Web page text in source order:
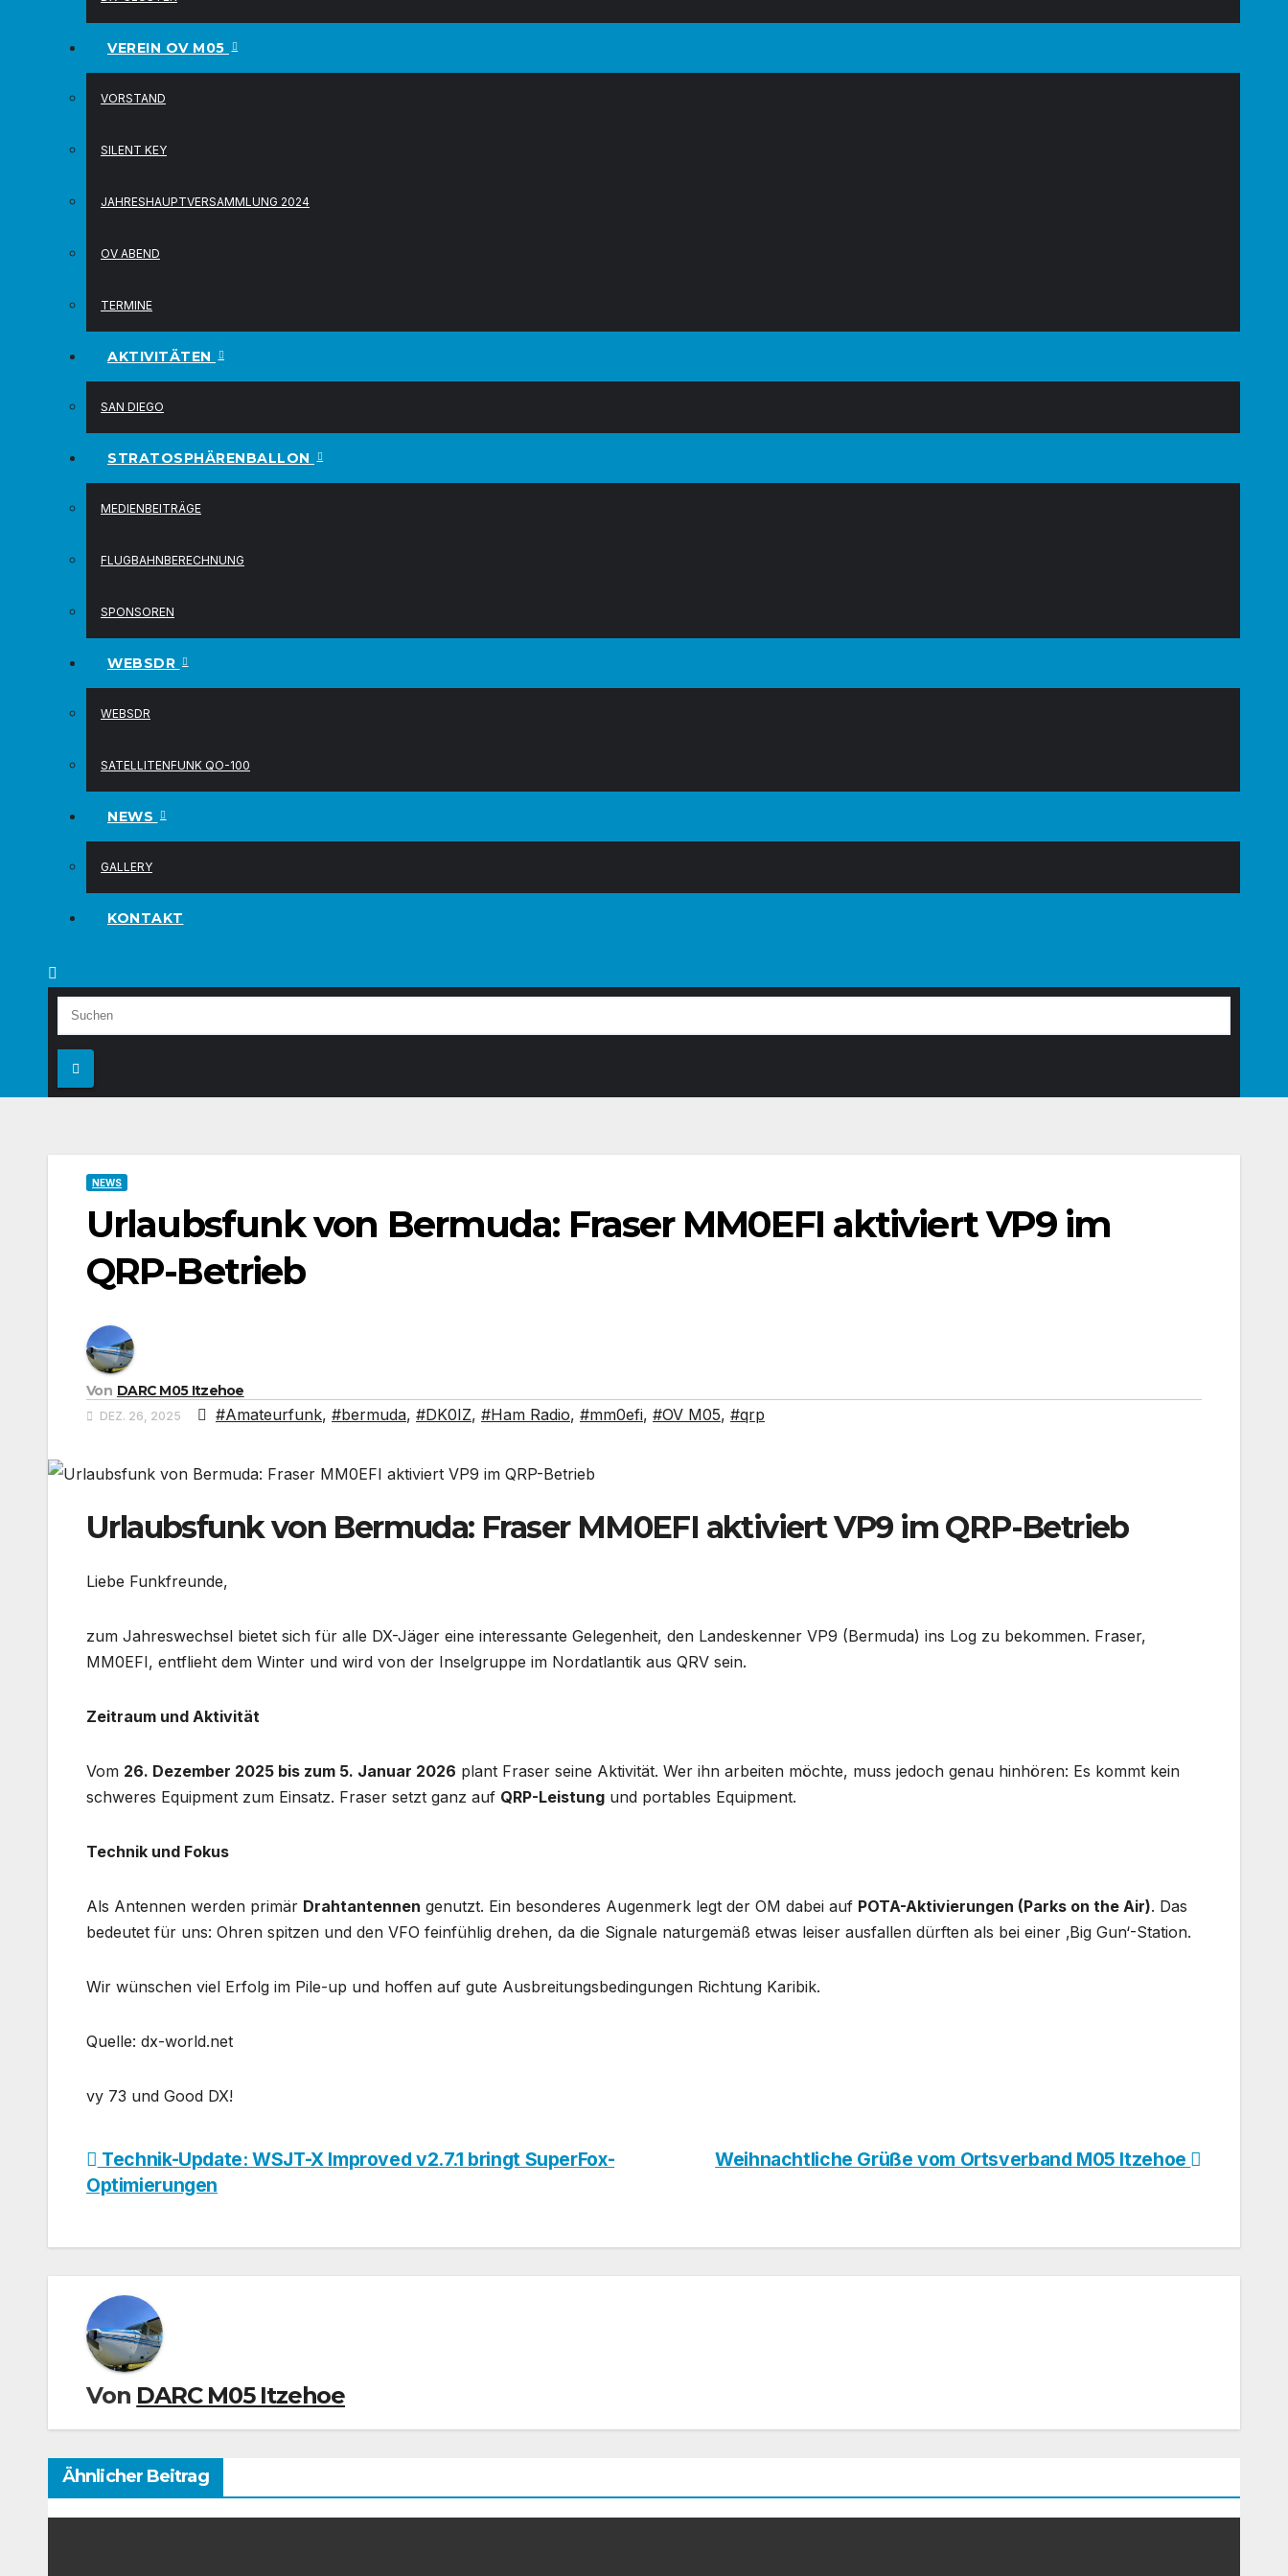
VEREIN OV M05
VORSTAND
SILENT KEY
JAHRESHAUPTVERSAMMLUNG 2024
OV ABEND
TERMINE
AKTIVITÄTEN
SAN DIEGO
STRATOSPHÄRENBALLON
MEDIENBEITRÄGE
FLUGBAHNBERECHNUNG
SPONSOREN
WEBSDR
WEBSDR
SATELLITENFUNK QO-100
NEWS
GALLERY
KONTAKT
NEWS
Urlaubsfunk von Bermuda: Fraser MM0EFI aktiviert VP9 im
QRP-Betrieb
Von DARC M05 Itzehoe
DEZ. 26, 2025 #Amateurfunk, #bermuda, #DK0IZ, #Ham Radio, #mm0efi, #OV M05, #qrp
Urlaubsfunk von Bermuda: Fraser MM0EFI aktiviert VP9 im QRP-Betrieb
Liebe Funkfreunde,
zum Jahreswechsel bietet sich für alle DX-Jäger eine interessante Gelegenheit, den Landeskenner VP9 (Bermuda) ins Log zu bekommen. Fraser,
MM0EFI, entflieht dem Winter und wird von der Inselgruppe im Nordatlantik aus QRV sein.
Zeitraum und Aktivität
Vom 26. Dezember 2025 bis zum 5. Januar 2026 plant Fraser seine Aktivität. Wer ihn arbeiten möchte, muss jedoch genau hinhören: Es kommt kein
schweres Equipment zum Einsatz. Fraser setzt ganz auf QRP-Leistung und portables Equipment.
Technik und Fokus
Als Antennen werden primär Drahtantennen genutzt. Ein besonderes Augenmerk legt der OM dabei auf POTA-Aktivierungen (Parks on the Air). Das
bedeutet für uns: Ohren spitzen und den VFO feinfühlig drehen, da die Signale naturgemäß etwas leiser ausfallen dürften als bei einer ‚Big Gun‘-Station.
Wir wünschen viel Erfolg im Pile-up und hoffen auf gute Ausbreitungsbedingungen Richtung Karibik.
Quelle: dx-world.net
vy 73 und Good DX!
Beitragsnavigation Weihnachtliche Grüße vom Ortsverband M05 Itzehoe
Technik-Update: WSJT-X Improved v2.7.1 bringt SuperFox-
Optimierungen
Von DARC M05 Itzehoe
Ähnlicher Beitrag